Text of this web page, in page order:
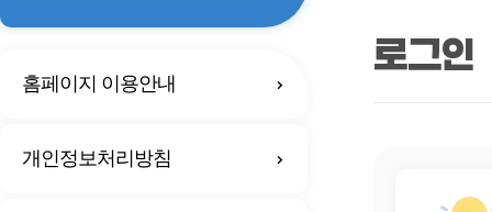
홈페이지 이용안내
개인정보처리방침
로그인